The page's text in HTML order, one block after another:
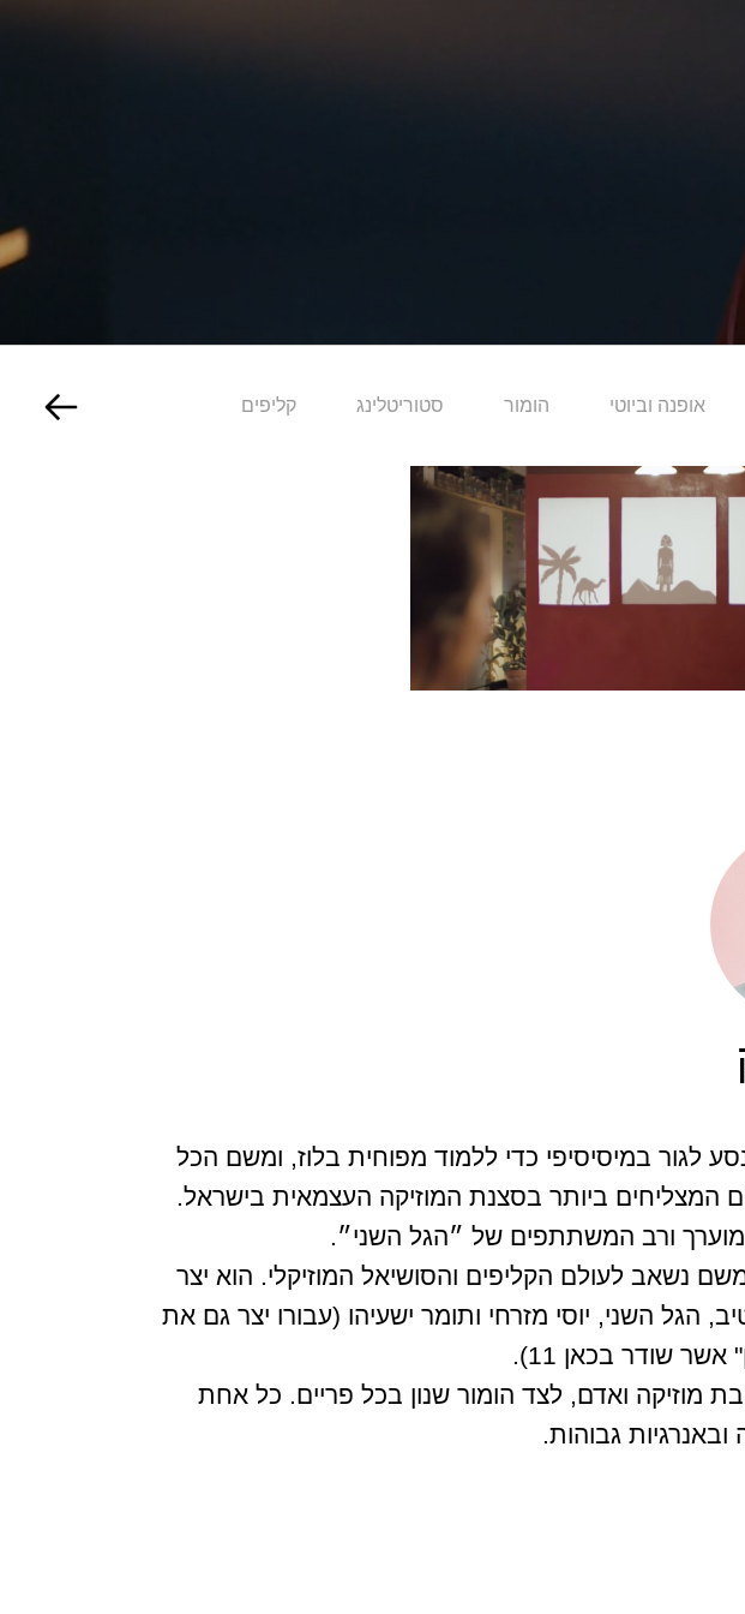
אופנה וביוטי הומור סטוריטלינג קליפים
בגיל 24, ללא כל רקע מוזיקלי, נסע לגור במיסיסיפי כדי ללמוד מפוחית בלוז, ומשם הכל
המצליחים ביותר בסצנת המוזיקה העצמאית בישראל.
ורב המשתתפים של ״הגל השני״.
נשאב לעולם הקליפים והסושיאל המוזיקלי. הוא יצר
הגל השני, יוסי מזרחי ותומר ישעיהו (עבורו יצר גם את
שודר בכאן 11).
מוזיקה ואדם, לצד הומור שנון בכל פריים. כל אחת
ובאנרגיות גבוהות.